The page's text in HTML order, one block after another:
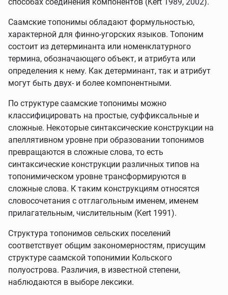
Саамские топонимы обладают формульностью,
характерной для финно-угорских языков. Топоним
состоит из детерминанта или номенклатурного
термина, обозначающего объект, и атрибута или
определения к нему. Как детерминант, так и атрибут
могут быть двух- и более компонентными.
По структуре саамские топонимы можно
классифицировать на простые, суффиксальные и
сложные. Некоторые синтаксические конструкции на
апеллятивном уровне при образовании топонимов
превращаются в сложные слова, то есть
синтаксические конструкции различных типов на
топонимическом уровне трансформируются в
сложные слова. К таким конструкциям относятся
словосочетания с отглагольным именем, именем
прилагательным, числительным (Kert 1991).
Структура топонимов сельских поселений
соответствует общим закономерностям, присущим
структуре саамской топонимии Кольского
полуострова. Различия, в известной степени,
наблюдаются в выборе лексики.